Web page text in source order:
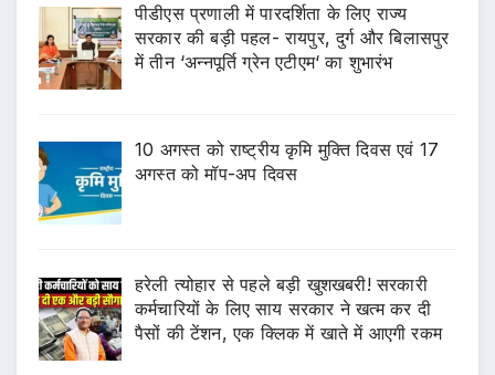
पीडीएस प्रणाली में पारदर्शिता के लिए राज्य
सरकार की बड़ी पहल- रायपुर, दुर्ग और बिलासपुर
में तीन ‘अन्नपूर्ति ग्रेन एटीएम‘ का शुभारंभ
10 अगस्त को राष्ट्रीय कृमि मुक्ति दिवस एवं 17
अगस्त को मॉप-अप दिवस
हरेली त्योहार से पहले बड़ी खुशखबरी! सरकारी
कर्मचारियों के लिए साय सरकार ने खत्म कर दी
पैसों की टेंशन, एक क्लिक में खाते में आएगी रकम